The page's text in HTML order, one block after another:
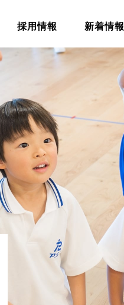
採用情報 新着情報